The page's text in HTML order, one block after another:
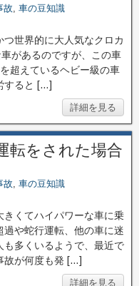
故, 車の豆知識
つ世界的に大人気なクロカ
があるのですが、この車
超えているヘビー級の車
すると […]
詳細を見る
転をされた場合
故, 車の豆知識
きくてハイパワーな車に乗
や蛇行運転、他の車に迷
多くいるようで、最近で
故が何度も発 […]
詳細を見る